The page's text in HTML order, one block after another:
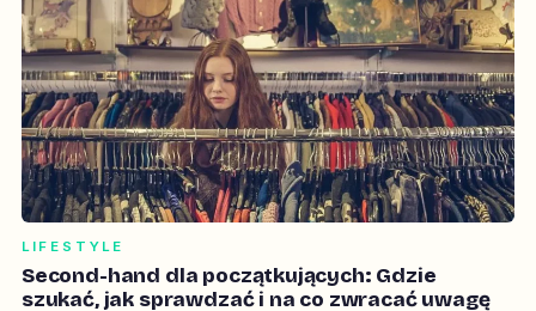
LIFESTYLE
Second-hand dla początkujących: Gdzie
szukać, jak sprawdzać i na co zwracać uwagę